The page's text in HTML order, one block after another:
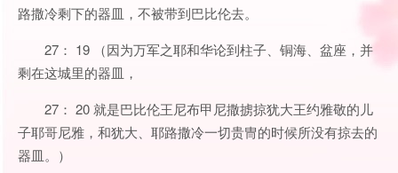
路撒冷剩下的器皿，不被带到巴比伦去。
27： 19 （因为万军之耶和华论到柱子、铜海、盆座，并
剩在这城里的器皿，
27： 20 就是巴比伦王尼布甲尼撒掳掠犹大王约雅敬的儿
子耶哥尼雅，和犹大、耶路撒冷一切贵冑的时候所没有掠去的
器皿。）